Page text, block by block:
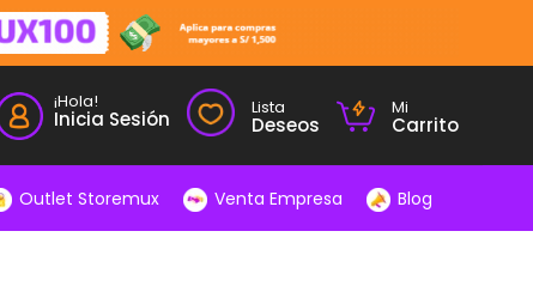
¡Hola!
Inicia Sesión Lista
Deseos
Mi
Carrito
Outlet Storemux Venta Empresa Blog